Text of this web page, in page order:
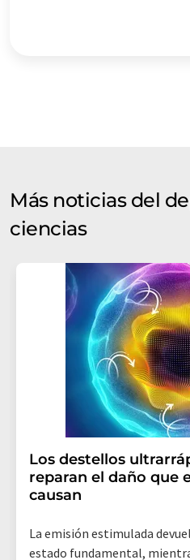
Más noticias del
ciencias
Los destellos
reparan el daño que
causan
La emisión estimulada
estado fundamental,